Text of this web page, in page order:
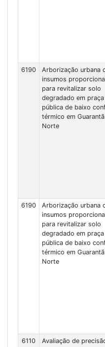
6190
Arborização urbana
insumos
para revitalizar solo
degradado em praça
pública de baixo
térmico em
Norte
6190
Arborização urbana
insumos
para revitalizar solo
degradado em praça
pública de baixo
térmico em
Norte
6110
Avaliação de